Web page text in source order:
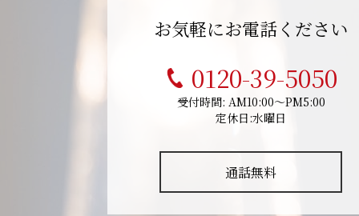
お気軽にお電話ください
0120-39-5050
受付時間: AM10:00～PM5:00
定休日:水曜日
通話無料